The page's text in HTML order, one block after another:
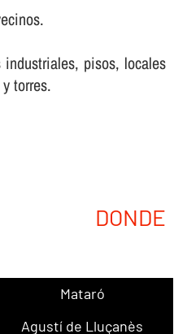
pisos, locales
torres.
DONDE
Mataró
Agustí de Lluçanès